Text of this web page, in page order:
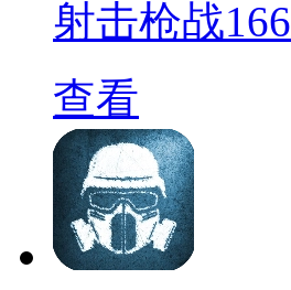
射击枪战
查看